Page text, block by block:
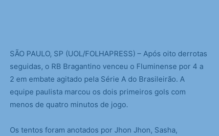
SÃO PAULO, SP (UOL/FOLHAPRESS) – Após oito derrotas
seguidas, o RB Bragantino venceu o Fluminense por 4 a
2 em embate agitado pela Série A do Brasileirão. A
equipe paulista marcou os dois primeiros gols com
menos de quatro minutos de jogo.
Os tentos foram anotados por Jhon Jhon, Sasha,